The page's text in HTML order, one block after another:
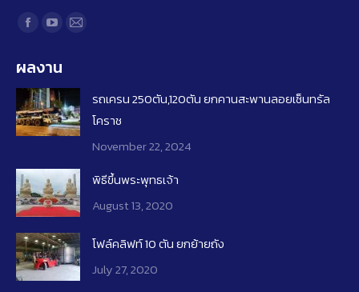
Find us on:
Facebook
opens
in
new
window
YouTube
opens
in
new
window
Mail
new
window
ผลงาน
รถเครน 250ตัน,120ตัน ยกคานสะพานลอยเซ็นทรัล
โคราช
November 22, 2024
พิธีขึ้นพระพุทธเจ้า
August 13, 2020
โฟล์คลิฟท์​ 10 ​ตัน ยกย้ายถัง
July 27, 2020